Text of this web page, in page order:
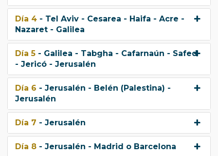
Día 4 - Tel Aviv - Cesarea - Haifa - Acre -
Nazaret - Galilea
Día 5 - Galilea - Tabgha - Cafarnaún - Safed
- Jericó - Jerusalén
Día 6 - Jerusalén - Belén (Palestina) -
Jerusalén
Día 7 - Jerusalén
Día 8 - Jerusalén - Madrid o Barcelona